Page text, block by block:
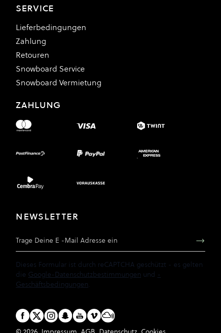
SERVICE
Lieferbedingungen
Zahlung
Retouren
Snowboard Service
Snowboard Vermietung
ZAHLUNG
NEWSLETTER
Dieses Formular ist durch reCAPTCHA geschützt - es gelten
die Google-Datenschutzbestimmungen und -
Geschäftsbedingungen.